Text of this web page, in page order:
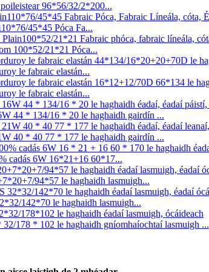
96*56/32/2*200...
45*45 Póca Fa...
100*52/21*21 Póca...
le fabraic elastán...
le fabraic elastán...
44 * 134/16 * 20 le haghaidh gairdín ...
40 * 40 77 * 177 le haghaidh gairdín ...
cadás 6W 16*21+16 60*17...
94*57 le haghaidh lasmuigh...
142*70 le haghaidh lasmuigh...
178 * 102 le haghaidh gníomhaíochtaí lasmuigh ...